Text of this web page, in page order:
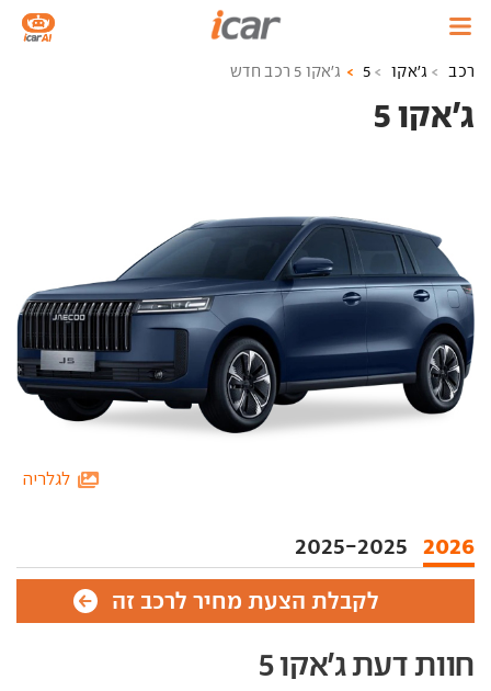
רכב ג'אקו 5 ג'אקו 5 רכב חדש
ג'אקו 5 ‏
2026
2025-2025
לגלריה
לקבלת הצעת מחיר לרכב זה
חוות דעת ג'אקו 5